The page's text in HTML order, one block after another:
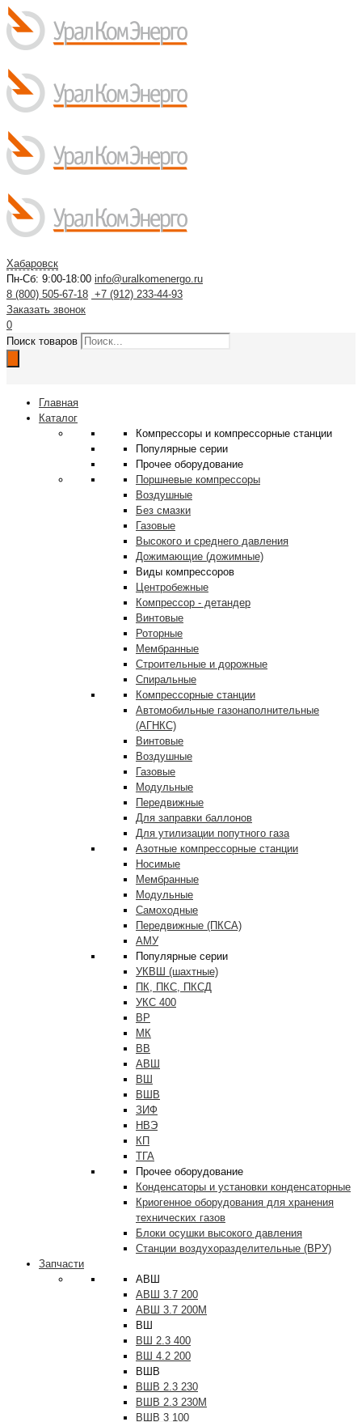
Хабаровск
Пн-Сб: 9:00-18:00 info@uralkomenergo.ru
8 (800) 505-67-18 +7 (912) 233-44-93
Заказать звонок
0
Поиск товаров
Главная
Каталог
Компрессоры и компрессорные станции
Популярные серии
Прочее оборудование
Поршневые компрессоры
Воздушные
Без смазки
Газовые
Высокого и среднего давления
Дожимающие (дожимные)
Виды компрессоров
Центробежные
Компрессор - детандер
Винтовые
Роторные
Мембранные
Строительные и дорожные
Спиральные
Компрессорные станции
Автомобильные газонаполнительные
(АГНКС)
Винтовые
Воздушные
Газовые
Модульные
Передвижные
Для заправки баллонов
Для утилизации попутного газа
Азотные компрессорные станции
Носимые
Мембранные
Модульные
Самоходные
Передвижные (ПКСА)
АМУ
Популярные серии
УКВШ (шахтные)
ПК, ПКС, ПКСД
УКС 400
ВР
МК
ВВ
АВШ
ВШ
ВШВ
ЗИФ
НВЭ
КП
ТГА
Прочее оборудование
Конденсаторы и установки конденсаторные
Криогенное оборудования для хранения
технических газов
Блоки осушки высокого давления
Станции воздухоразделительные (ВРУ)
Запчасти
АВШ
АВШ 3.7 200
АВШ 3.7 200М
ВШ
ВШ 2.3 400
ВШ 4.2 200
ВШВ
ВШВ 2.3 230
ВШВ 2.3 230М
ВШВ 3 100